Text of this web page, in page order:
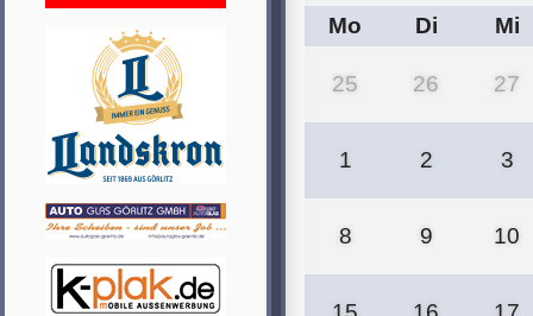
Mo
Di Mi
25 26 27
1 2 3
8 9 10